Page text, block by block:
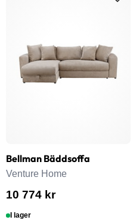
Bellman Bäddsoffa
Venture Home
10 774 kr
I lager